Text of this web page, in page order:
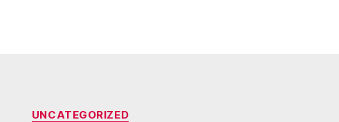
Categories
UNCATEGORIZED